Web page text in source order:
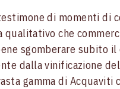
di momenti di
che
sgomberare subito il
dalla vinificazione
gamma di Acquaviti